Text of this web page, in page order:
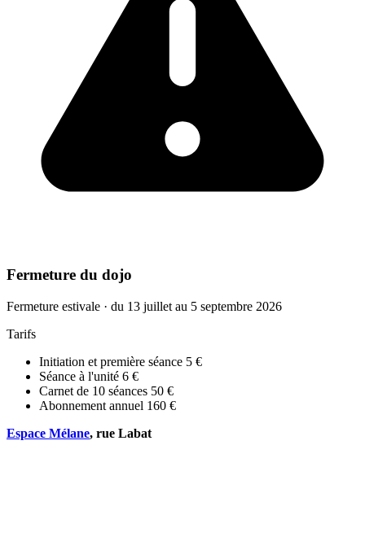
Fermeture du dojo
Fermeture estivale · du 13 juillet au 5 septembre 2026
Tarifs
Initiation et première séance 5 €
Séance à l'unité 6 €
Carnet de 10 séances 50 €
Abonnement annuel 160 €
Espace Mélane, rue Labat